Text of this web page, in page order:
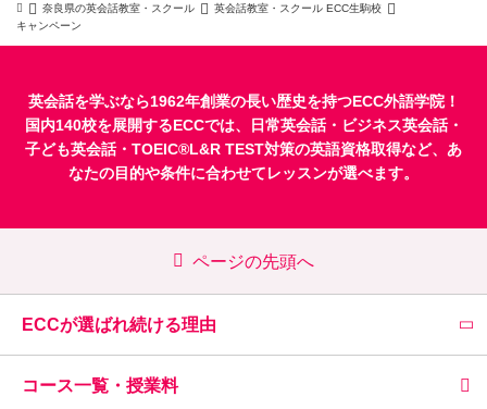
奈良県の英会話教室・スクール
英会話教室・スクール ECC生駒校
キャンペーン
英会話を学ぶなら1962年創業の長い歴史を持つECC外語学院！
国内140校を展開するECCでは、
日常英会話・ ビジネス英会話・
子ども英会話・ TOEIC®L&R TEST対策の英語資格取得など、あ
なたの目的や条件に合わせてレッスンが選べます。
ページの先頭へ
ECCが選ばれ続ける理由
コース一覧・授業料